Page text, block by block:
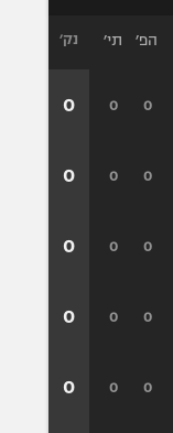
הפ׳ תי׳
0
0
0
0
0
0
0
0
0
0
נק׳
0
0
0
0
0